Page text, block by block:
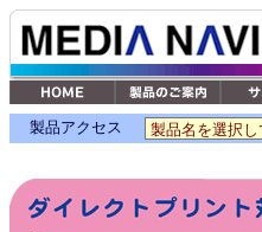
製品アクセス